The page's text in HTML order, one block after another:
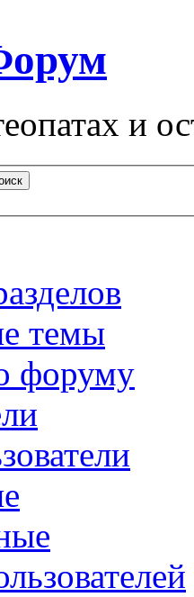
и
темы
форуму